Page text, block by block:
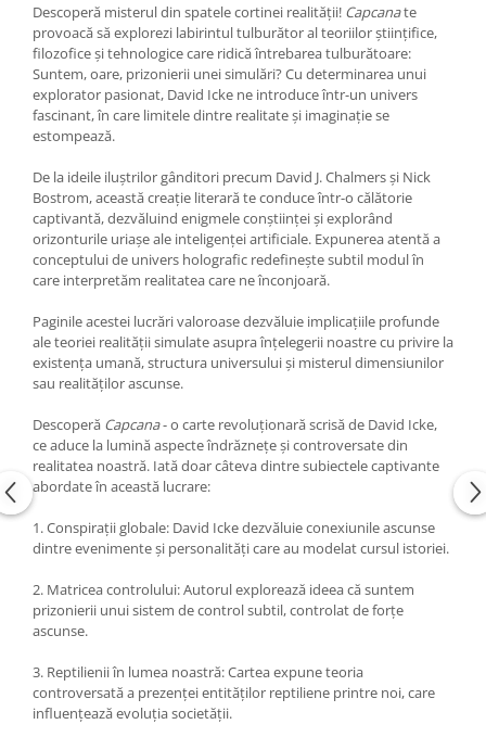
Descoperă misterul din spatele cortinei realității! Capcanate
provoacă să explorezi labirintul tulburător al teoriilor științifice,
filozofice și tehnologice care ridică întrebarea tulburătoare:
Suntem, oare, prizonierii unei simulări? Cu determinarea unui
explorator pasionat, David Icke ne introduce într-un univers
fascinant, în care limitele dintre realitate și imaginație se
estompează.
De la ideile iluștrilor gânditori precum David J. Chalmers și Nick
Bostrom, această creație literară te conduce într-o călătorie
captivantă, dezvăluind enigmele conștiinței și explorând
orizonturile uriașe ale inteligenței artificiale. Expunerea atentă a
conceptului de univers holografic redefinește subtil modul în
care interpretăm realitatea care ne înconjoară.
Paginile acestei lucrări valoroase dezvăluie implicațiile profunde
ale teoriei realității simulate asupra înțelegerii noastre cu privire la
existența umană, structura universului și misterul dimensiunilor
sau realităților ascunse.
Descoperă Capcana- o carte revoluționară scrisă de David Icke,
ce aduce la lumină aspecte îndrăznețe și controversate din
realitatea noastră. Iată doar câteva dintre subiectele captivante
abordate în această lucrare:
1. Conspirații globale: David Icke dezvăluie conexiunile ascunse
dintre evenimente și personalități care au modelat cursul istoriei.
2. Matricea controlului: Autorul explorează ideea că suntem
prizonierii unui sistem de control subtil, controlat de forțe
ascunse.
3. Reptilienii în lumea noastră: Cartea expune teoria
controversată a prezenței entităților reptiliene printre noi, care
influențează evoluția societății.